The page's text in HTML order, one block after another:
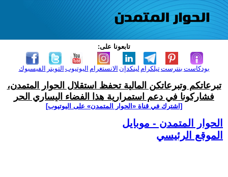
تابعونا على:
الفيسبوك التويتر اليوتيوب الانستغرام لينكدإن تيلكرامبنترست بودكاست
تبرعاتكم وتبرعاتكن المالية تحفظ استقلال الحوار المتمدن،
فشاركونا في دعم استمرارية هذا الفضاء اليساري الحر
[اشترك في قناة ‫«الحوار المتمدن» على اليوتيوب]
الحوار المتمدن - موبايل
الموقع الرئيسي